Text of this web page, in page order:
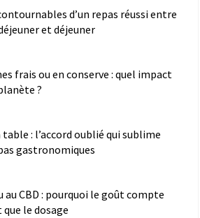
d’un repas réussi entre
et déjeuner
frais ou en conserve : quel impact
?
table : l’accord oublié qui sublime
gastronomiques
au CBD : pourquoi le goût compte
le dosage